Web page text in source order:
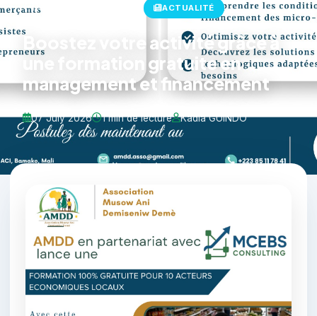
Retour aux actualités ACTUALITÉ
Boostez votre activité grâce à
une formation gratuite en
management et financement
07 July 2026 1 min de lecture Kadia GUINDO